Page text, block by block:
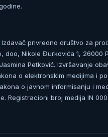
Izdavač privredno društvo za
doo, Nikole Đurkovića 1, 26000
Petković. Izvršavanje
o elektronskim medijima i
o javnom informisanju i
Registracioni broj medija IN